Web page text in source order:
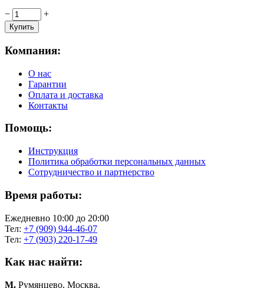
− +
Компания:
О нас
Гарантии
Оплата и доставка
Контакты
Помощь:
Инструкция
Политика обработки персональных данных
Сотрудничество и партнерство
Время работы:
Ежедневно 10:00 до 20:00
Тел: +7 (909) 944-46-07
Тел: +7 (903) 220-17-49
Как нас найти:
М. Румянцево, Москва,